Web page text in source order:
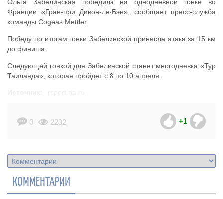
Ольга Забелинская победила на однодневной гонке во
Франции «Гран-при Дивон-ле-Бэн», сообщает пресс-служба
команды Cogeas Mettler.
Победу по итогам гонки Забелинской принесла атака за 15 км
до финиша.
Следующей гонкой для Забелинской станет многодневка «Тур
Таиланда», которая пройдет с 8 по 10 апреля.
0 2232 +1
КОММЕНТАРИИ